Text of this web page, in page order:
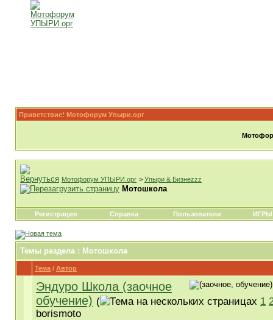
Приветствие! Мотофорум Упыри.орг
Мотофорум УПЫРИ.орг > Упыри & Бизнеzzz
Мотошкола
Регистрация Справка Пользователи ИГРЫ
Темы раздела: Мотошкола
Тема / Автор
Эндуро Школа (заочное
обучение) ( 1
borismoto